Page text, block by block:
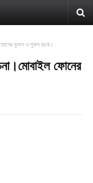
কুফল ও সুফল রচনা।
ফোনের